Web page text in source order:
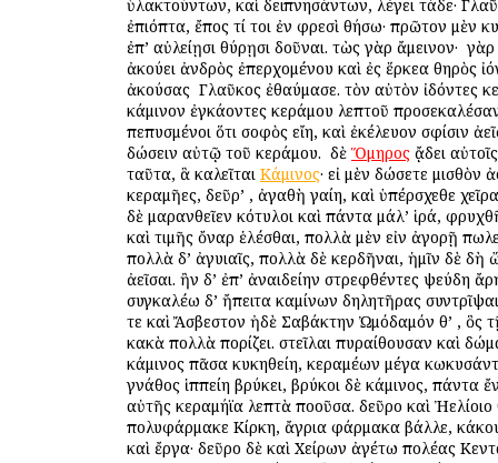
ὑλακτούντων, καὶ δειπνησάντων, λέγει τάδε·
ἐπιόπτα, ἔπος τί τοι ἐν φρεσὶ θήσω· πρῶτον μὲν
ἐπ’ αὐλείῃσι θύρῃσι δοῦναι. τὼς γὰρ ἄμεινον· ὁ
ἀκούει ἀνδρὸς ἐπερχομένου καὶ ἐς ἕρκεα θηρὸς
ἀκούσας ὁ Γλαῦκος ἐθαύμασε. τὸν αὐτὸν ἰδόντες
κάμινον ἐγκάοντες κεράμου λεπτοῦ
πεπυσμένοι ὅτι σοφὸς εἴη, καὶ ἐκέλευον σφίσιν
δώσειν αὐτῷ τοῦ κεράμου. ὁ δὲ Ὅμηρος ᾄδει
ταῦτα, ἃ καλεῖται Κάμινος· εἰ μὲν δώσετε μισθὸν
κεραμῆες, δεῦρ’ , ἀγαθὴ γαίη, καὶ ὑπέρσχεθε
δὲ μαρανθεῖεν κότυλοι καὶ πάντα μάλ’ ἱρά,
καὶ τιμῆς ὄναρ ἑλέσθαι, πολλὰ μὲν εἰν ἀγορῇ
πολλὰ δ’ ἀγυιαῖς, πολλὰ δὲ κερδῆναι, ἡμῖν δὲ δὴ
ἀεῖσαι. ἢν δ’ ἐπ’ ἀναιδείην στρεφθέντες ψεύδη
συγκαλέω δ’ ἤπειτα καμίνων δηλητῆρας
τε καὶ Ἄσβεστον ἠδὲ Σαβάκτην Ὠμόδαμόν θ’ , ὃς
κακὰ πολλὰ πορίζει. στεῖλαι πυραίθουσαν καὶ
κάμινος πᾶσα κυκηθείη, κεραμέων μέγα
γνάθος ἱππείη βρύκει, βρύκοι δὲ κάμινος, πάντα
αὐτῆς κεραμήϊα λεπτὰ ποοῦσα. δεῦρο καὶ Ἠελίοιο
πολυφάρμακε Κίρκη, ἄγρια φάρμακα βάλλε,
καὶ ἔργα· δεῦρο δὲ καὶ Χείρων ἀγέτω πολέας